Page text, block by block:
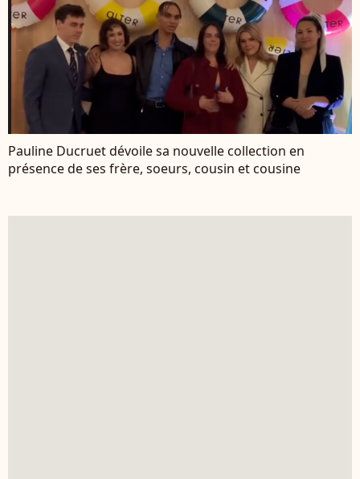
Pauline Ducruet dévoile sa nouvelle collection en
présence de ses frère, soeurs, cousin et cousine